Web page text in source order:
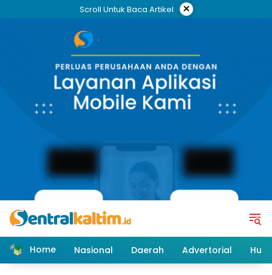
Scroll Untuk Baca Artikel ×
Home Nasional Daerah Advertorial